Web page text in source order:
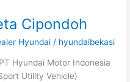
Cipondoh
Hyundai / hyundaibekasi
Hyundai Motor Indonesia
Utility Vehicle)